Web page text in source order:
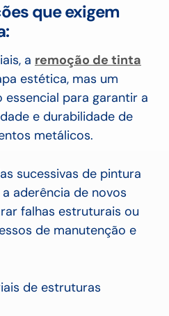
que exigem
a remoção de tinta
estética, mas um
para garantir a
e durabilidade de
metálicos.
sucessivas de pintura
aderência de novos
falhas estruturais ou
de manutenção e
de estruturas